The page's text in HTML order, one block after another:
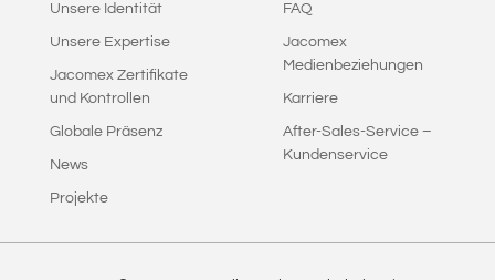
Unsere Identität
Unsere Expertise
Jacomex Zertifikate
und Kontrollen
Globale Präsenz
News
Projekte
FAQ
Jacomex
Medienbeziehungen
Karriere
After-Sales-Service –
Kundenservice